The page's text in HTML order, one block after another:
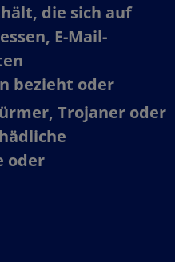
die sich auf
E-Mail-
bezieht oder​
Trojaner oder
oder